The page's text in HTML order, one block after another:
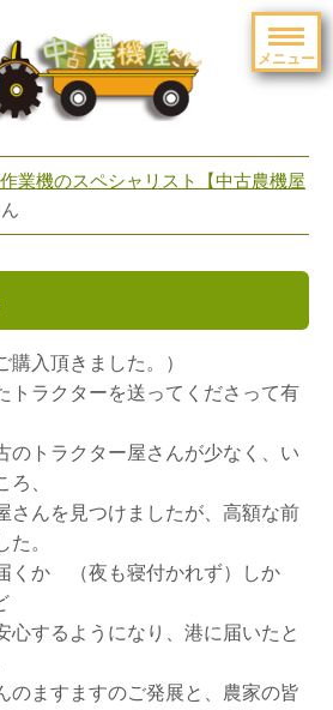
メニュー
業機のスペシャリスト【中古農機屋
購入頂きました。）
トラクターを送ってくださって有
のトラクター屋さんが少なく、い
、
さんを見つけましたが、高額な前
。
くか （夜も寝付かれず）しか
心するようになり、港に届いたと
のますますのご発展と、農家の皆